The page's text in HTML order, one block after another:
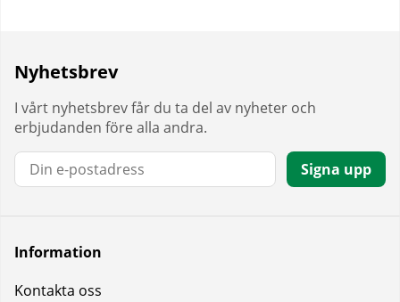
Nyhetsbrev
I vårt nyhetsbrev får du ta del av nyheter och
erbjudanden före alla andra.
E-post:
Signa upp
Information
Kontakta oss